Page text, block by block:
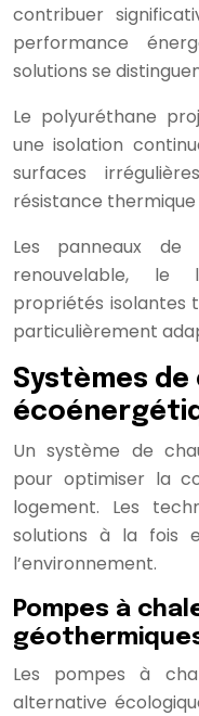
contribuer
performance
solutions se
Le polyuréthane
une isolation
surfaces
résistance
Les panneaux
renouvelable, le
propriétés isolantes
particulièrement
Systèmes
Un système de
pour optimiser la
logement. Les
solutions à la fois
l’environnement.
Pompes à
Les pompes à
alternative